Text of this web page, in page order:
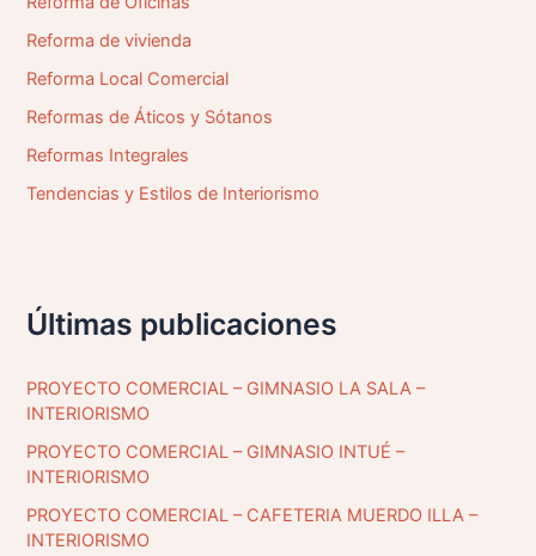
Reforma de vivienda
Reforma Local Comercial
Reformas de Áticos y Sótanos
Reformas Integrales
Tendencias y Estilos de Interiorismo
Últimas publicaciones
PROYECTO COMERCIAL – GIMNASIO LA SALA –
INTERIORISMO
PROYECTO COMERCIAL – GIMNASIO INTUÉ –
INTERIORISMO
PROYECTO COMERCIAL – CAFETERIA MUERDO ILLA –
INTERIORISMO